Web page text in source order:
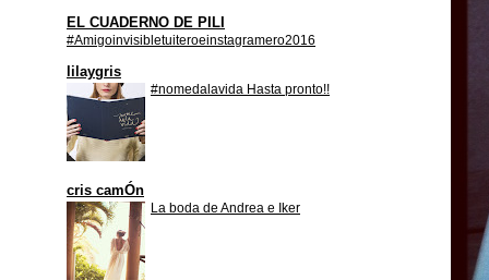
EL CUADERNO DE PILI
#Amigoinvisibletuiteroeinstagramero2016
lilaygris
#nomedalavida Hasta pronto!!
cris camÓn
La boda de Andrea e Iker